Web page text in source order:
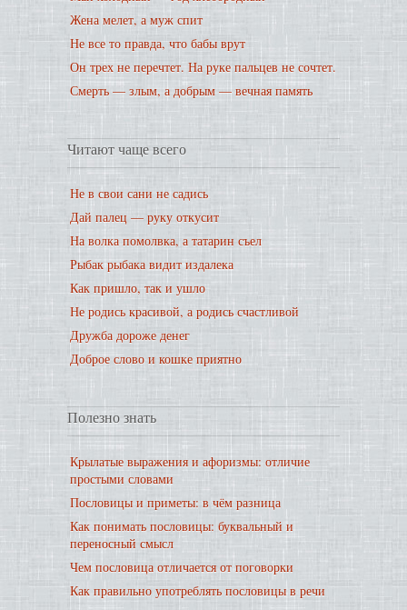
Жена мелет, а муж спит
Не все то правда, что бабы врут
Он трех не перечтет. На руке пальцев не сочтет.
Смерть — злым, а добрым — вечная память
Читают чаще всего
Не в свои сани не садись
Дай палец — руку откусит
На волка помолвка, а татарин съел
Рыбак рыбака видит издалека
Как пришло, так и ушло
Не родись красивой, а родись счастливой
Дружба дороже денег
Доброе слово и кошке приятно
Полезно знать
Крылатые выражения и афоризмы: отличие
простыми словами
Пословицы и приметы: в чём разница
Как понимать пословицы: буквальный и
переносный смысл
Чем пословица отличается от поговорки
Как правильно употреблять пословицы в речи